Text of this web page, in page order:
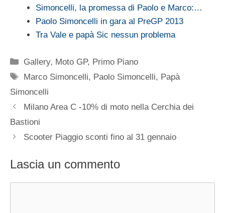
Simoncelli, la promessa di Paolo e Marco:…
Paolo Simoncelli in gara al PreGP 2013
Tra Vale e papà Sic nessun problema
Categorie
Gallery, Moto GP, Primo Piano
Tag
Marco Simoncelli, Paolo Simoncelli, Papà
Simoncelli
Milano Area C -10% di moto nella Cerchia dei
Bastioni
Scooter Piaggio sconti fino al 31 gennaio
Lascia un commento